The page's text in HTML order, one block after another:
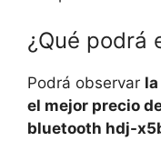
¿Qué podrá
Podrá observar
el mejor precio
bluetooth hdj-